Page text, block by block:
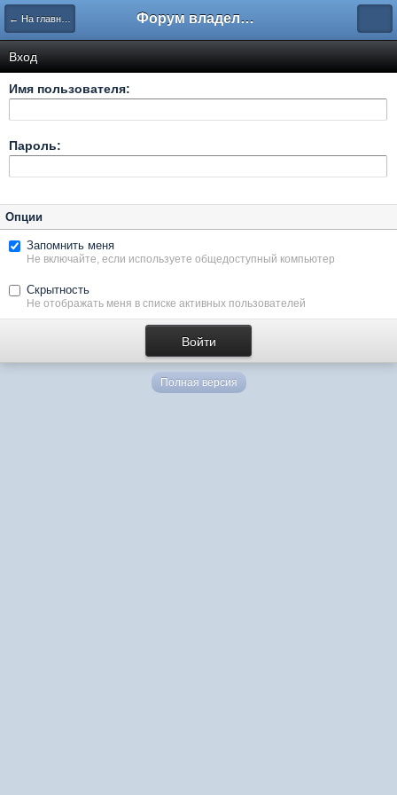
← На главную Форум владельцев интернет-магазинов
Вход
Имя пользователя:
Пароль:
Опции
Запомнить меня
Не включайте, если используете общедоступный компьютер
Скрытность
Не отображать меня в списке активных пользователей
Полная версия